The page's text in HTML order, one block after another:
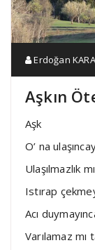
Erdoğan KARA
Aşkın
Aşk
O’ na
Ulaşılmazlık
Istırap
Acı
Varılamaz mı